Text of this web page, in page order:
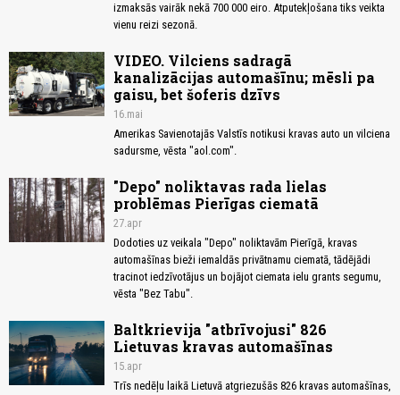
izmaksās vairāk nekā 700 000 eiro. Atputekļošana tiks veikta
vienu reizi sezonā.
VIDEO. Vilciens sadragā
kanalizācijas automašīnu; mēsli pa
gaisu, bet šoferis dzīvs
16.mai
Amerikas Savienotajās Valstīs notikusi kravas auto un vilciena
sadursme, vēsta "aol.com".
"Depo" noliktavas rada lielas
problēmas Pierīgas ciematā
27.apr
Dodoties uz veikala "Depo" noliktavām Pierīgā, kravas
automašīnas bieži iemaldās privātnamu ciematā, tādējādi
tracinot iedzīvotājus un bojājot ciemata ielu grants segumu,
vēsta "Bez Tabu".
Baltkrievija "atbrīvojusi" 826
Lietuvas kravas automašīnas
15.apr
Trīs nedēļu laikā Lietuvā atgriezušās 826 kravas automašīnas,